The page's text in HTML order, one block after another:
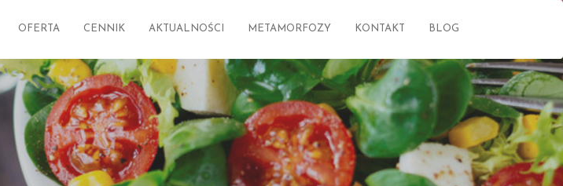
OFERTA CENNIK AKTUALNOŚCI METAMORFOZY KONTAKT BLOG